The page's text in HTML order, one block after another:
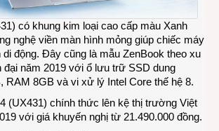
có khung kim loại cao cấp màu Xanh
nghệ viền màn hình mỏng giúp chiếc máy
di động. Đây cũng là mẫu ZenBook theo xu
đại năm 2019 với ổ lưu trữ SSD dung
RAM 8GB và vi xử lý Intel Core thế hệ 8.
(UX431) chính thức lên kệ thị trường Việt
với giá khuyến nghị từ 21.490.000 đồng.